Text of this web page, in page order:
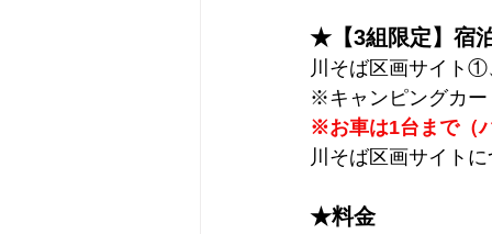
★【3組限定】宿
川そば区画サイト
※キャンピングカー
※お車は1台まで（
川そば区画サイト
★料金